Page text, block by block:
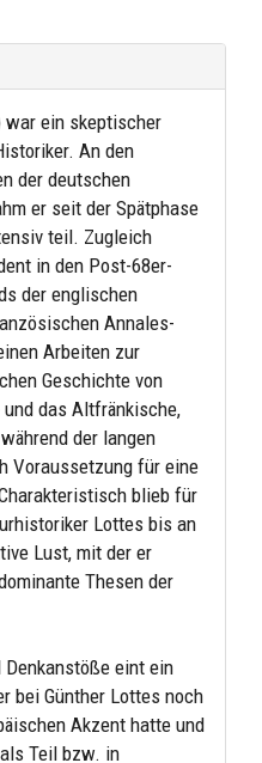
war ein skeptischer
An den
der deutschen
er seit der Spätphase
teil. Zugleich
in den Post-68er-
der englischen
Annales-
Arbeiten zur
Geschichte von
das Altfränkische,
der langen
Voraussetzung für eine
blieb für
Lottes bis an
Lust, mit der er
Thesen der
eint ein
bei Günther Lottes noch
Akzent hatte und
Teil bzw. in